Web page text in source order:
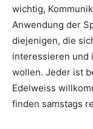
wichtig,
Anwendung der
diejenigen, die
interessieren und
wollen. Jeder ist
Edelweiss
finden samstags